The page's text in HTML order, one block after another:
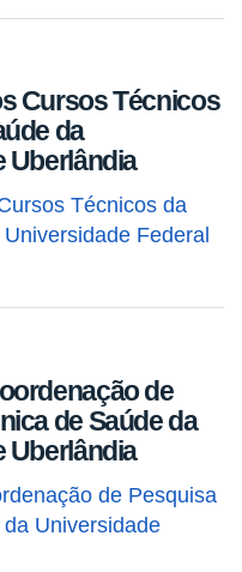
Cursos Técnicos
da
Uberlândia
Técnicos da
Federal
de
de Saúde da
Uberlândia
de Pesquisa
Universidade